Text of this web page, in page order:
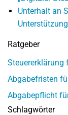
Unterhalt an
Ratgeber
Steuererklärung
Abgabefristen
Abgabepflicht
Schlagwörter